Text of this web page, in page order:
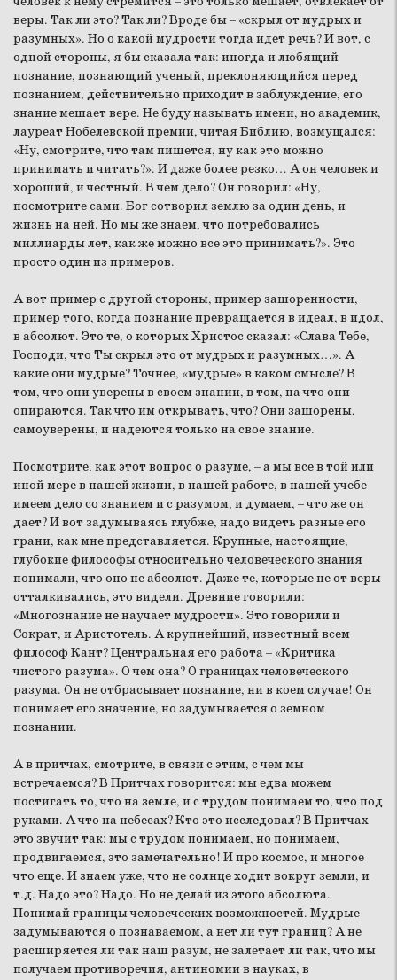
веры. Так ли это? Так ли? Вроде бы – «скрыл от мудрых и
разумных». Но о какой мудрости тогда идет речь? И вот, с
одной стороны, я бы сказала так: иногда и любящий
познание, познающий ученый, преклоняющийся перед
познанием, действительно приходит в заблуждение, его
знание мешает вере. Не буду называть имени, но академик,
лауреат Нобелевской премии, читая Библию, возмущался:
«Ну, смотрите, что там пишется, ну как это можно
принимать и читать?». И даже более резко… А он человек и
хороший, и честный. В чем дело? Он говорил: «Ну,
посмотрите сами. Бог сотворил землю за один день, и
жизнь на ней. Но мы же знаем, что потребовались
миллиарды лет, как же можно все это принимать?». Это
просто один из примеров.
А вот пример с другой стороны, пример зашоренности,
пример того, когда познание превращается в идеал, в идол,
в абсолют. Это те, о которых Христос сказал: «Слава Тебе,
Господи, что Ты скрыл это от мудрых и разумных…». А
какие они мудрые? Точнее, «мудрые» в каком смысле? В
том, что они уверены в своем знании, в том, на что они
опираются. Так что им открывать, что? Они зашорены,
самоуверены, и надеются только на свое знание.
Посмотрите, как этот вопрос о разуме, – а мы все в той или
иной мере в нашей жизни, в нашей работе, в нашей учебе
имеем дело со знанием и с разумом, и думаем, – что же он
дает? И вот задумываясь глубже, надо видеть разные его
грани, как мне представляется. Крупные, настоящие,
глубокие философы относительно человеческого знания
понимали, что оно не абсолют. Даже те, которые не от веры
отталкивались, это видели. Древние говорили:
«Многознание не научает мудрости». Это говорили и
Сократ, и Аристотель. А крупнейший, известный всем
философ Кант? Центральная его работа – «Критика
чистого разума». О чем она? О границах человеческого
разума. Он не отбрасывает познание, ни в коем случае! Он
понимает его значение, но задумывается о земном
познании.
А в притчах, смотрите, в связи с этим, с чем мы
встречаемся? В Притчах говорится: мы едва можем
постигать то, что на земле, и с трудом понимаем то, что под
руками. А что на небесах? Кто это исследовал? В Притчах
это звучит так: мы с трудом понимаем, но понимаем,
продвигаемся, это замечательно! И про космос, и многое
что еще. И знаем уже, что не солнце ходит вокруг земли, и
т.д. Надо это? Надо. Но не делай из этого абсолюта.
Понимай границы человеческих возможностей. Мудрые
задумываются о познаваемом, а нет ли тут границ? А не
расширяется ли так наш разум, не залетает ли так, что мы
получаем противоречия, антиномии в науках, в